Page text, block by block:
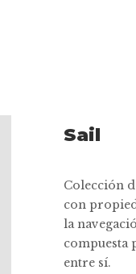
Sail
Colección
con
la
compuesta
entre sí.